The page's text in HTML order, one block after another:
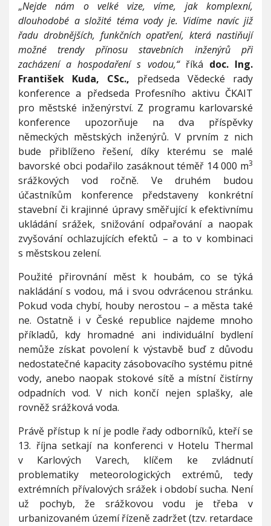
„Nejde nám o velké vize, víme, jak komplexní,
dlouhodobé a složité téma vody je. Vidíme navíc již
řadu drobnějších, funkčních opatření, která nastiňují
možné trendy přínosu stavebních inženýrů při
zacházení a hospodaření s vodou,“ říká doc. Ing.
František Kuda, CSc., předseda Vědecké rady
konference a předseda Profesního aktivu ČKAIT
pro městské inženýrství. Z programu karlovarské
konference upozorňuje na dva příspěvky
německých městských inženýrů. V prvním z nich
bude přiblíženo řešení, díky kterému se malé
bavorské obci podařilo zasáknout téměř 14 000 m3
srážkových vod ročně. Ve druhém budou
účastníkům konference představeny konkrétní
stavební či krajinné úpravy směřující k efektivnímu
ukládání srážek, snižování odpařování a naopak
zvyšování ochlazujících efektů – a to v kombinaci
s městskou zelení.
Použité přirovnání měst k houbám, co se týká
nakládání s vodou, má i svou odvrácenou stránku.
Pokud voda chybí, houby nerostou – a města také
ne. Ostatně i v České republice najdeme mnoho
příkladů, kdy hromadné ani individuální bydlení
nemůže získat povolení k výstavbě buď z důvodu
nedostatečné kapacity zásobovacího systému pitné
vody, anebo naopak stokové sítě a místní čistírny
odpadních vod. V nich končí nejen splašky, ale
rovněž srážková voda.
Právě přístup k ní je podle řady odborníků, kteří se
13. října setkají na konferenci v Hotelu Thermal
v Karlových Varech, klíčem ke zvládnutí
problematiky meteorologických extrémů, tedy
extrémních přívalových srážek i období sucha. Není
už pochyb, že srážkovou vodu je třeba v
urbanizovaném území řízeně zadržet (tzv. retardace